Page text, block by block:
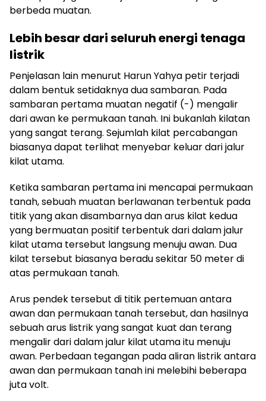
berbeda muatan.
Lebih besar dari seluruh energi tenaga
listrik
Penjelasan lain menurut Harun Yahya petir terjadi
dalam bentuk setidaknya dua sambaran. Pada
sambaran pertama muatan negatif (-) mengalir
dari awan ke permukaan tanah. Ini bukanlah kilatan
yang sangat terang. Sejumlah kilat percabangan
biasanya dapat terlihat menyebar keluar dari jalur
kilat utama.
Ketika sambaran pertama ini mencapai permukaan
tanah, sebuah muatan berlawanan terbentuk pada
titik yang akan disambarnya dan arus kilat kedua
yang bermuatan positif terbentuk dari dalam jalur
kilat utama tersebut langsung menuju awan. Dua
kilat tersebut biasanya beradu sekitar 50 meter di
atas permukaan tanah.
Arus pendek tersebut di titik pertemuan antara
awan dan permukaan tanah tersebut, dan hasilnya
sebuah arus listrik yang sangat kuat dan terang
mengalir dari dalam jalur kilat utama itu menuju
awan. Perbedaan tegangan pada aliran listrik antara
awan dan permukaan tanah ini melebihi beberapa
juta volt.